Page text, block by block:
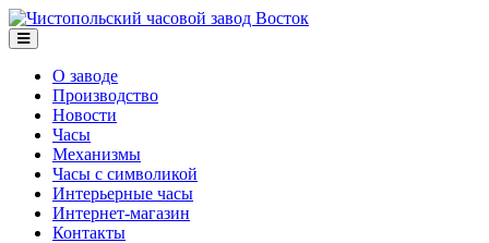
О заводе
Производство
Новости
Часы
Механизмы
Часы с символикой
Интерьерные часы
Интернет-магазин
Контакты